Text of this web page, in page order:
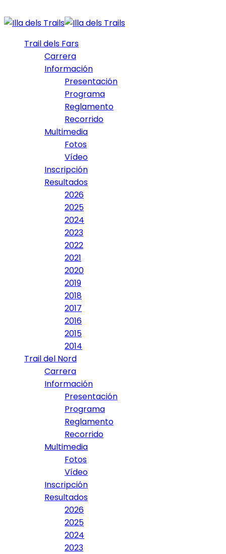
Trail dels Fars
Carrera
Información
Presentación
Programa
Reglamento
Recorrido
Multimedia
Fotos
Vídeo
Inscripción
Resultados
2026
2025
2024
2023
2022
2021
2020
2019
2018
2017
2016
2015
2014
Trail del Nord
Carrera
Información
Presentación
Programa
Reglamento
Recorrido
Multimedia
Fotos
Vídeo
Inscripción
Resultados
2026
2025
2024
2023